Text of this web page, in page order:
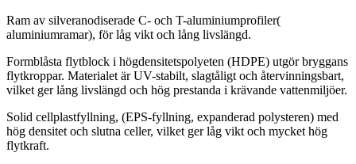
Ram av silveranodiserade C- och T-aluminiumprofiler(
aluminiumramar), för låg vikt och lång livslängd.
Formblåsta flytblock i högdensitetspolyeten (HDPE) utgör bryggans
flytkroppar. Materialet är UV-stabilt, slagtåligt och återvinningsbart,
vilket ger lång livslängd och hög prestanda i krävande vattenmiljöer.
Solid cellplastfyllning, (EPS-fyllning, expanderad polysteren) med
hög densitet och slutna celler, vilket ger låg vikt och mycket hög
flytkraft.